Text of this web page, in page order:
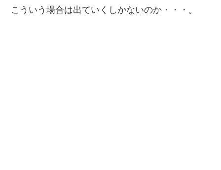
こういう場合は出ていくしかないのか・・・。